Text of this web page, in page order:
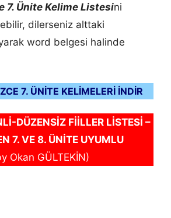
7. Ünite Kelime Listesini
dilerseniz alttaki
word belgesi halinde
7. ÜNİTE KELİMELERİ İNDİR
DÜZENSİZ FİİLLER LİSTESİ –
7. VE 8. ÜNİTE UYUMLU
Okan GÜLTEKİN)